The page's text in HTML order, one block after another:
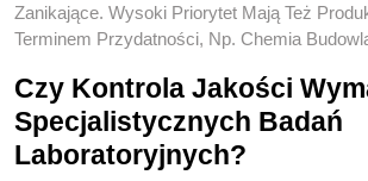
Zanikające. Wysoki Priorytet Mają Też
Terminem Przydatności, Np. Chemia
Czy Kontrola Jakości
Specjalistycznych Badań
Laboratoryjnych?